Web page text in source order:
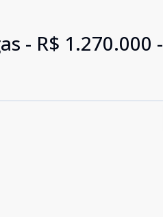
- R$ 1.270.000 -